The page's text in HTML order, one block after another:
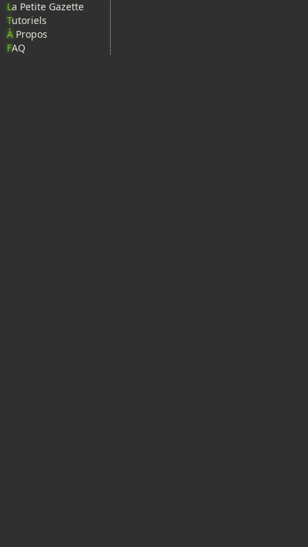
La Petite Gazette
Tutoriels
À Propos
FAQ